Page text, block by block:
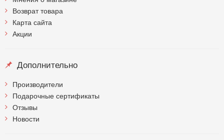
Возврат товара
Карта сайта
Акции
Дополнительно
Производители
Подарочные сертификаты
Отзывы
Новости